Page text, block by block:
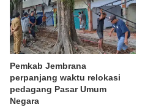
Pemkab Jembrana
perpanjang waktu relokasi
pedagang Pasar Umum
Negara